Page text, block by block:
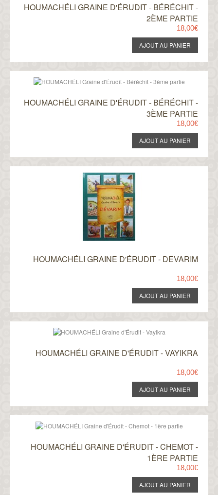
HOUMACHÉLI GRAINE D'ÉRUDIT - BÉRÉCHIT -
2ÈME PARTIE
18,00€
HOUMACHÉLI GRAINE D'ÉRUDIT - BÉRÉCHIT -
3ÈME PARTIE
18,00€
HOUMACHÉLI GRAINE D'ÉRUDIT - DEVARIM
18,00€
HOUMACHÉLI GRAINE D'ÉRUDIT - VAYIKRA
18,00€
HOUMACHÉLI GRAINE D'ÉRUDIT - CHEMOT -
1ÈRE PARTIE
18,00€